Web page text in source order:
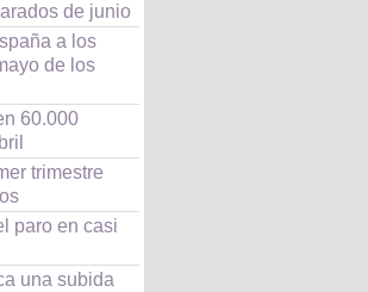
de junio
a los
de los
60.000
trimestre
paro en casi
una subida